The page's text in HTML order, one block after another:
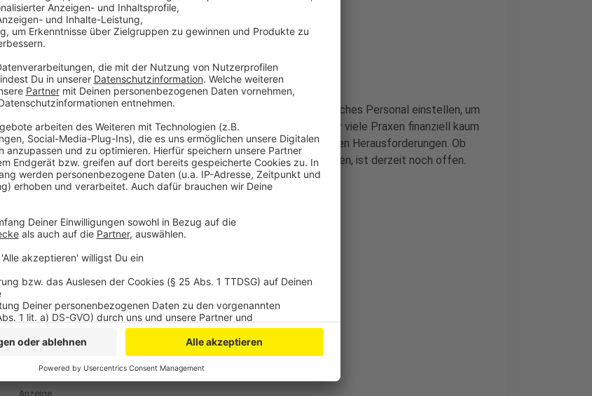
Mehr Personal nötig
Nach Einschätzung von Travnik müssten viele Arztpraxen zusätzliches Personal einstellen, um
den erwarteten Ansturm bewältigen zu können. Das sei jedoch für viele Praxen finanziell kaum
zu stemmen. Vor allem kleinere Praxen stünden dadurch vor großen Herausforderungen. Ob
und wann die geplanten Änderungen tatsächlich umgesetzt werden, ist derzeit noch offen.
Anzeige
Weitere Meldungen aus Leverkusen
Anzeige
Mahnwache in Leverkusen: Zeichen gegen Gewalt
Leverkusen: Covestro investiert massiv in Asien
Leverkusener Schüler bauen neue Baumbank
Anzeige